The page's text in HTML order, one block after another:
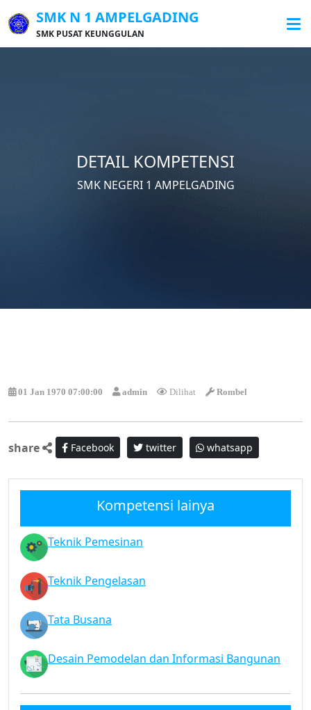
SMK N 1 AMPELGADING
SMK PUSAT KEUNGGULAN
DETAIL KOMPETENSI
SMK NEGERI 1 AMPELGADING
01 Jan 1970 07:00:00 admin Dilihat Rombel
share Facebook twitter whatsapp
Kompetensi lainya
Teknik Pemesinan
Teknik Pengelasan
Tata Busana
Desain Pemodelan dan Informasi Bangunan